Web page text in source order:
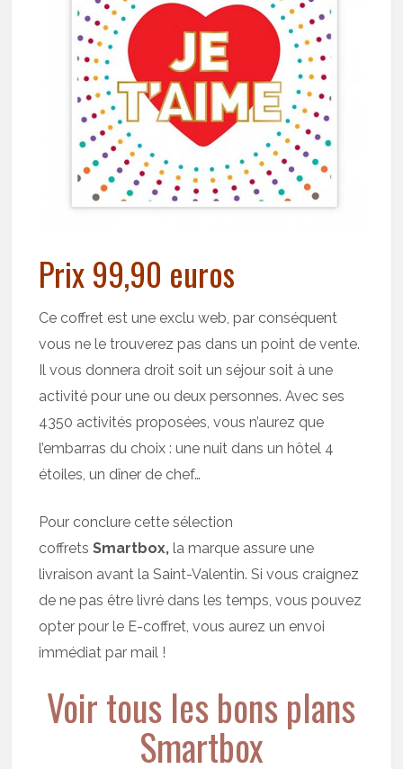
Prix 99,90 euros
Ce coffret est une exclu web, par conséquent
vous ne le trouverez pas dans un point de vente.
Il vous donnera droit soit un séjour soit à une
activité pour une ou deux personnes. Avec ses
4350 activités proposées, vous n’aurez que
l’embarras du choix : une nuit dans un hôtel 4
étoiles, un dîner de chef…
Pour conclure cette sélection
coffretsSmartbox,la marque assure une
livraison avant la Saint-Valentin. Si vous craignez
de ne pas être livré dans les temps, vous pouvez
opter pour le E-coffret, vous aurez un envoi
immédiat par mail !
Voir tous les bons plans
Smartbox